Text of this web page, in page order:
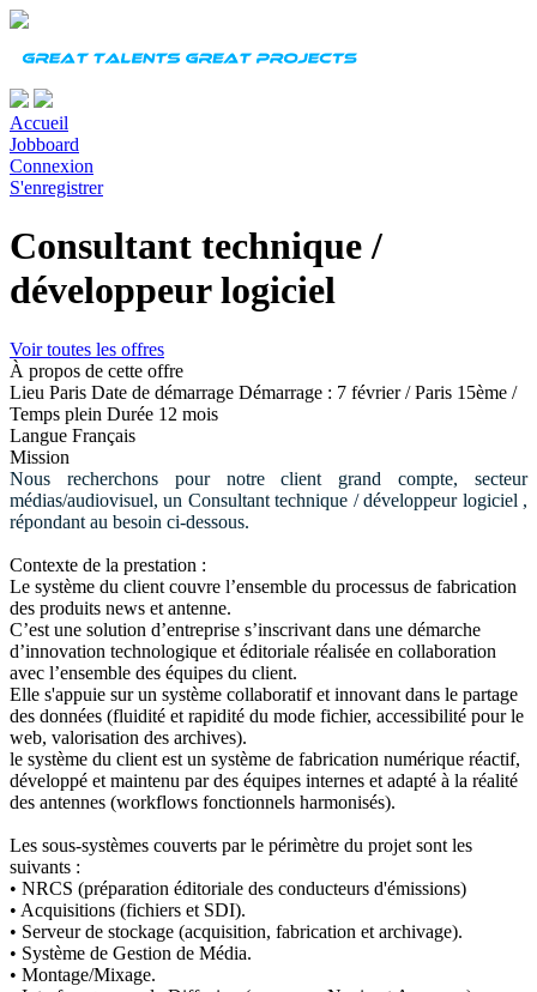
Accueil
Jobboard
Connexion
S'enregistrer
Consultant technique /
développeur logiciel
Voir toutes les offres
À propos de cette offre
Lieu Paris Date de démarrage Démarrage : 7 février / Paris 15ème /
Temps plein Durée 12 mois
Langue Français
Mission
Nous recherchons pour notre client grand compte, secteur
médias/audiovisuel, un Consultant technique / développeur logiciel ,
répondant au besoin ci-dessous.
Contexte de la prestation :
Le système du client couvre l’ensemble du processus de fabrication
des produits news et antenne.
C’est une solution d’entreprise s’inscrivant dans une démarche
d’innovation technologique et éditoriale réalisée en collaboration
avec l’ensemble des équipes du client.
Elle s'appuie sur un système collaboratif et innovant dans le partage
des données (fluidité et rapidité du mode fichier, accessibilité pour le
web, valorisation des archives).
le système du client est un système de fabrication numérique réactif,
développé et maintenu par des équipes internes et adapté à la réalité
des antennes (workflows fonctionnels harmonisés).
Les sous-systèmes couverts par le périmètre du projet sont les
suivants :
• NRCS (préparation éditoriale des conducteurs d'émissions)
• Acquisitions (fichiers et SDI).
• Serveur de stockage (acquisition, fabrication et archivage).
• Système de Gestion de Média.
• Montage/Mixage.